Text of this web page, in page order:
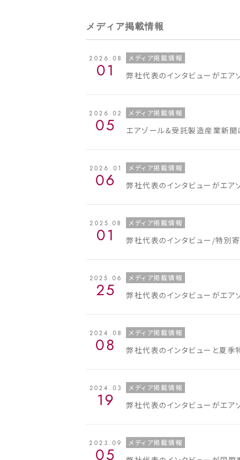
メディア掲載情報
2026.08
01
メディア掲載情報
弊社代表のインタビューがエ
2026.02
05
メディア掲載情報
エアゾール&受託製造産業新
2026.01
06
メディア掲載情報
弊社代表のインタビューがエ
2025.08
01
メディア掲載情報
弊社代表のインタビュー/特別
2025.06
25
メディア掲載情報
弊社代表のインタビューがエ
2024.08
08
メディア掲載情報
弊社代表のインタビューと夏
2024.03
19
メディア掲載情報
弊社代表のインタビューがエ
2023.09
05
メディア掲載情報